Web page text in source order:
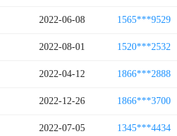
2022-06-08 1565***9529
2022-08-01 1520***2532
2022-04-12 1866***2888
2022-12-26 1866***3700
2022-07-05 1345***4434